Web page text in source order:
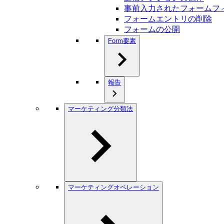
事前入力されたフォームフ
フォームエントリの削除
フォームの公開
Form要素
報告
マーケティング分類法
マーケティングオペレーション